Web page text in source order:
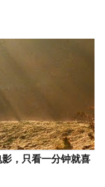
，只看一分钟就喜